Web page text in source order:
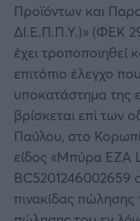
Προϊόντων και
ΔΙ.Ε.Π.Π.Υ.)» (ΦΕΚ
έχει τροποποιηθεί
επιτόπιο έλεγχο
υποκατάστημα της
βρίσκεται επί των
Παύλου, στο
είδος «Μπύρα EZA
BC5201246002659
πινακίδας πώλησης